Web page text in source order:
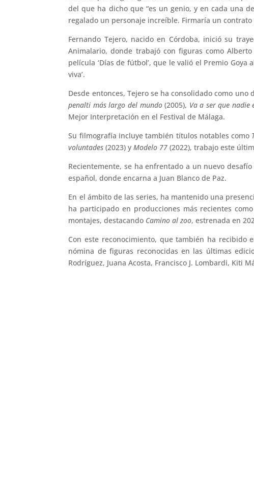
del que ha dicho que “es un genio, y en cada una
regalado un personaje increíble. Firmaría un
Fernando Tejero, nacido en Córdoba, inició su
Animalario, donde trabajó con figuras como
película ‘Días de fútbol’, que le valió el Premio
viva’.
Desde entonces, Tejero se ha consolidado como
penalti más largo del mundo(2005), Va a ser que nadie
Mejor Interpretación en el Festival de Málaga.
Su filmografía incluye también títulos notables como
voluntades (2023) yModelo 77 (2022), trabajo este
Recientemente, se ha enfrentado a un nuevo
español, donde encarna a Juan Blanco de Paz.
En el ámbito de las series, ha mantenido una
ha participado en producciones más recientes
montajes, destacando Camino al zoo, estrenada en
Con este reconocimiento, que también ha recibido
nómina de figuras reconocidas en las últimas
Rodríguez, Juana Acosta, Francisco J. Lombardi, Kiti